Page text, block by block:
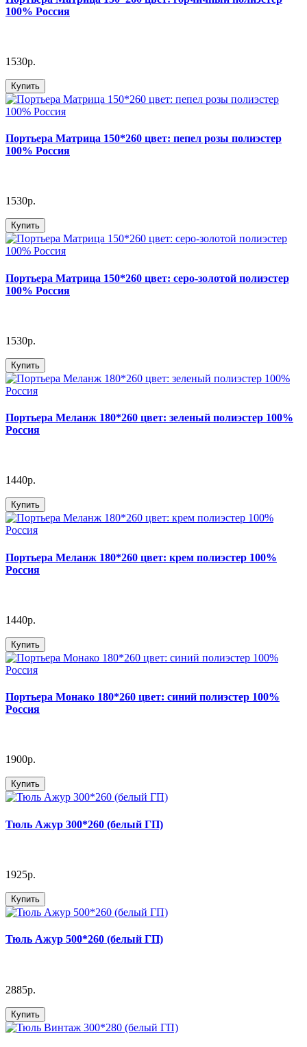
100% Россия
1530р.
Купить
Портьера Матрица 150*260 цвет: пепел розы полиэстер
100% Россия
1530р.
Купить
Портьера Матрица 150*260 цвет: серо-золотой полиэстер
100% Россия
1530р.
Купить
Портьера Меланж 180*260 цвет: зеленый полиэстер 100%
Россия
1440р.
Купить
Портьера Меланж 180*260 цвет: крем полиэстер 100%
Россия
1440р.
Купить
Портьера Монако 180*260 цвет: синий полиэстер 100%
Россия
1900р.
Купить
Тюль Ажур 300*260 (белый ГП)
1925р.
Купить
Тюль Ажур 500*260 (белый ГП)
2885р.
Купить